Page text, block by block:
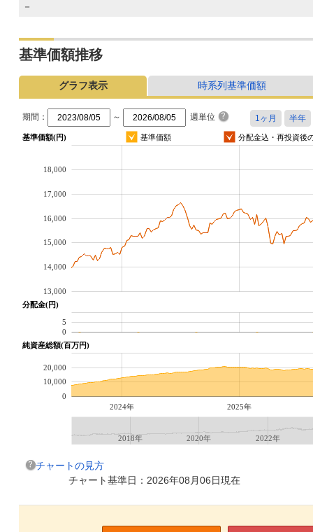
－
基準価額推移
グラフ表示 時系列基準価額
期間： ～ 週単位
基準価額(円) 基準価額 分配金込・再投資後
13,000
14,000
15,000
16,000
17,000
18,000
分配金(円)
0
5
純資産総額(百万円)
2024年 2025年
0
10,000
20,000
2018年 2020年 2022年
チャートの見方
チャート基準日：2026年08月06日現在